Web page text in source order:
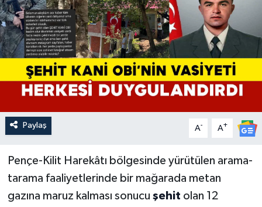
Paylaş A- A+
Pençe-Kilit Harekâtı bölgesinde yürütülen arama-
tarama faaliyetlerinde bir mağarada metan
gazına maruz kalması sonucu şehit olan 12